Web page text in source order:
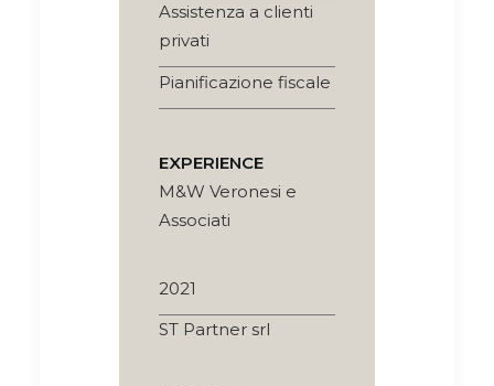
Assistenza a clienti
privati
Pianificazione fiscale
EXPERIENCE
M&W Veronesi e
Associati
2021
ST Partner srl